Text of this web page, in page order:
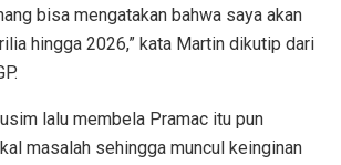
bisa mengatakan bahwa saya akan
hingga 2026,” kata Martin dikutip dari
lalu membela Pramac itu pun
masalah sehingga muncul keinginan